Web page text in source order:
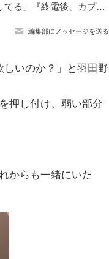
「襲って欲しいって顔してる」『終電後、カプセルホテルで、上司に微熱伝わる夜。』第6話が6月7日に再放送
編集部にメッセージを送る
いのか？」と羽田野
押し付け、弱い部分
からも一緒にいた